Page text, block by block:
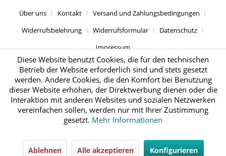
Über uns Kontakt
Versand und Zahlungsbedingungen
Widerrufsbelehrung
Widerrufsformular
Datenschutz
Impressum
Diese Website benutzt Cookies, die für den technischen
Betrieb der Website erforderlich sind und stets gesetzt
werden. Andere Cookies, die den Komfort bei Benutzung
dieser Website erhöhen, der Direktwerbung dienen oder die
Interaktion mit anderen Websites und sozialen Netzwerken
vereinfachen sollen, werden nur mit Ihrer Zustimmung
gesetzt. Mehr Informationen
Ablehnen Alle akzeptieren Konfigurieren